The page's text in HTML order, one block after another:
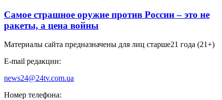
Самое страшное оружие против России – это не
ракеты, а цена войны
Материалы сайта предназначены для лиц старше21 года (21+)
E-mail редакции:
news24@24tv.com.ua
Номер телефона: